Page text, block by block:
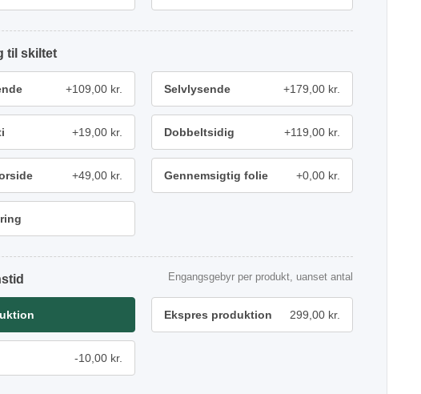
+109,00 kr. Selvlysende +179,00 kr.
+19,00 kr. Dobbeltsidig +119,00 kr.
+49,00 kr. Gennemsigtig folie +0,00 kr.
Engangsgebyr per produkt, uanset antal
Ekspres produktion 299,00 kr.
-10,00 kr.